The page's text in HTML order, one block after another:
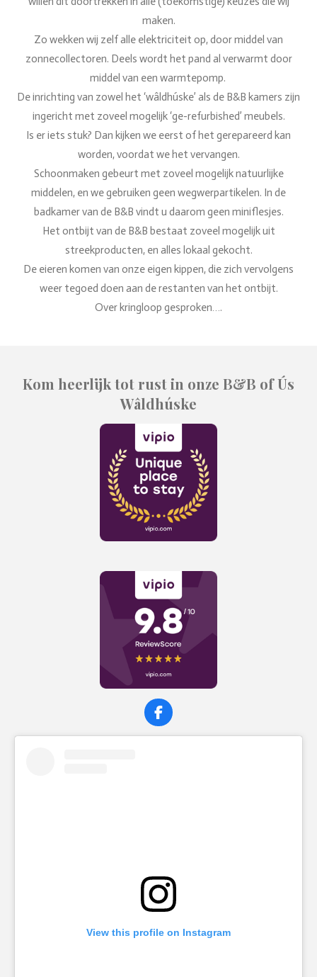
maken.
Zo wekken wij zelf alle elektriciteit op, door middel van
zonnecollectoren. Deels wordt het pand al verwarmt door
middel van een warmtepomp.
De inrichting van zowel het ‘wâldhúske’ als de B&B kamers zijn
ingericht met zoveel mogelijk ‘ge-refurbished’ meubels.
Is er iets stuk? Dan kijken we eerst of het gerepareerd kan
worden, voordat we het vervangen.
Schoonmaken gebeurt met zoveel mogelijk natuurlijke
middelen, en we gebruiken geen wegwerpartikelen. In de
badkamer van de B&B vindt u daarom geen miniflesjes.
Het ontbijt van de B&B bestaat zoveel mogelijk uit
streekproducten, en alles lokaal gekocht.
De eieren komen van onze eigen kippen, die zich vervolgens
weer tegoed doen aan de restanten van het ontbijt.
Over kringloop gesproken….
Kom heerlijk tot rust in onze B&B of Ús
Wâldhúske
F
a
View this profile on Instagram